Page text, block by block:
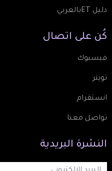
دليل ETبالعربي
كُن على اتصال
فيسبوك
تويتر
انستقرام
تواصل معنا
النشرة البريدية